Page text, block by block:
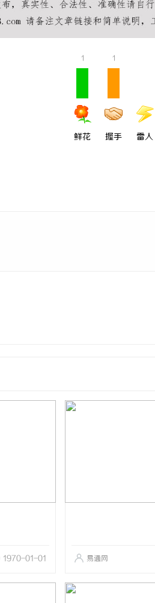
1
鲜花
1
握手 雷人
1970-01-01 易通网